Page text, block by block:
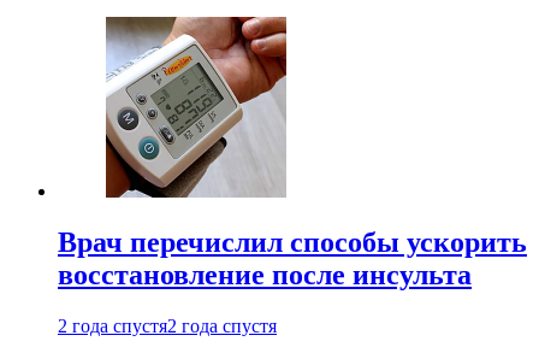
Врач перечислил способы ускорить
восстановление после инсульта
2 года спустя2 года спустя